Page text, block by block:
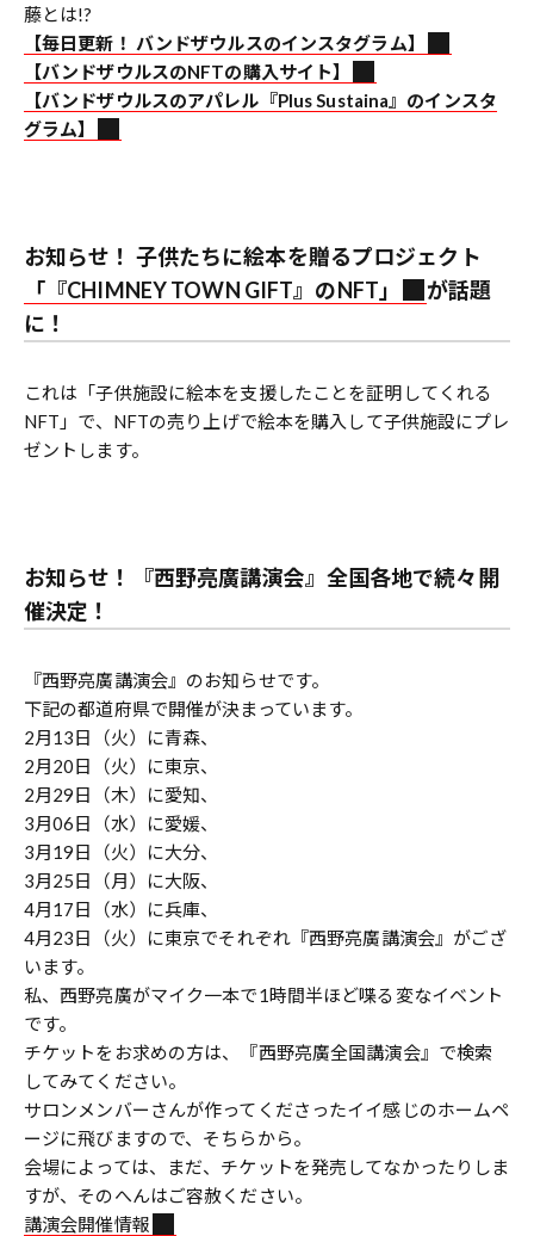
藤とは!?
【毎日更新！ バンドザウルスのインスタグラム】
【バンドザウルスのNFTの購入サイト】
【バンドザウルスのアパレル『Plus Sustaina』のインスタ
グラム】
お知らせ！ 子供たちに絵本を贈るプロジェクト
「『CHIMNEY TOWN GIFT』のNFT」
が話題
に！
これは「子供施設に絵本を支援したことを証明してくれる
NFT」で、NFTの売り上げで絵本を購入して子供施設にプレ
ゼントします。
お知らせ！『西野亮廣講演会』全国各地で続々開
催決定！
『西野亮廣講演会』のお知らせです。
下記の都道府県で開催が決まっています。
2月13日（火）に青森、
2月20日（火）に東京、
2月29日（木）に愛知、
3月06日（水）に愛媛、
3月19日（火）に大分、
3月25日（月）に大阪、
4月17日（水）に兵庫、
4月23日（火）に東京でそれぞれ『西野亮廣講演会』がござ
います。
私、西野亮廣がマイク一本で1時間半ほど喋る変なイベント
です。
チケットをお求めの方は、『西野亮廣全国講演会』で検索
してみてください。
サロンメンバーさんが作ってくださったイイ感じのホームペ
ージに飛びますので、そちらから。
会場によっては、まだ、チケットを発売してなかったりしま
すが、そのへんはご容赦ください。
講演会開催情報